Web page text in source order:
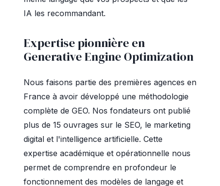
IA les recommandant.
Expertise pionnière en
Generative Engine Optimization
Nous faisons partie des premières agences en
France à avoir développé une méthodologie
complète de GEO. Nos fondateurs ont publié
plus de 15 ouvrages sur le SEO, le marketing
digital et l'intelligence artificielle. Cette
expertise académique et opérationnelle nous
permet de comprendre en profondeur le
fonctionnement des modèles de langage et